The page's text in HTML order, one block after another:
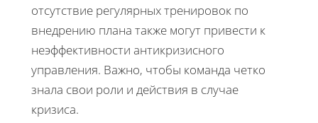
отсутствие регулярных тренировок по
внедрению плана также могут привести к
неэффективности антикризисного
управления. Важно, чтобы команда четко
знала свои роли и действия в случае
кризиса.